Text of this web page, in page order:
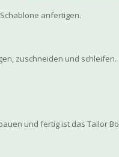
anfertigen.
zuschneiden und schleifen.
und fertig ist das Tailor